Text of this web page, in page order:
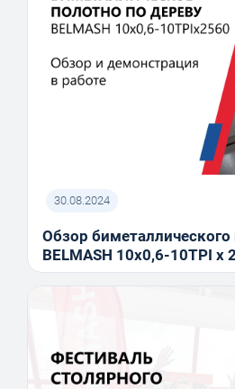
30.08.2024
Обзор биметаллического
BELMASH 10x0,6-10TPI x